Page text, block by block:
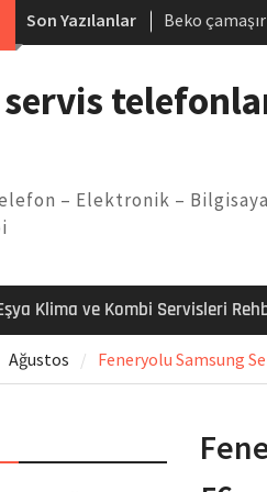
Son Yazılanlar
Beko
Demirdöküm
Arızası
– Elektronik –
Klima ve Kombi Servisleri
Ağustos Feneryolu Samsung